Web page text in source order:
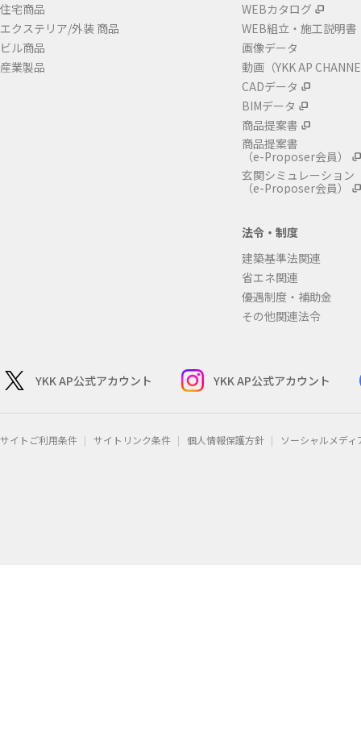
住宅商品
エクステリア/外装 商品
ビル商品
産業製品
WEBカタログ
WEB組立・施工説明書
画像データ
動画（YKK AP
CADデータ
BIMデータ
商品提案書
商品提案書
（e-Proposer会員）
玄関シミュレーション
（e-Proposer会員）
法令・制度
建築基準法関連
省エネ関連
優遇制度・補助金
その他関連法令
YKK AP公式アカウント YKK AP公式アカウント
サイトご利用条件 サイトリンク条件 個人情報保護方針 ソーシャルメデ